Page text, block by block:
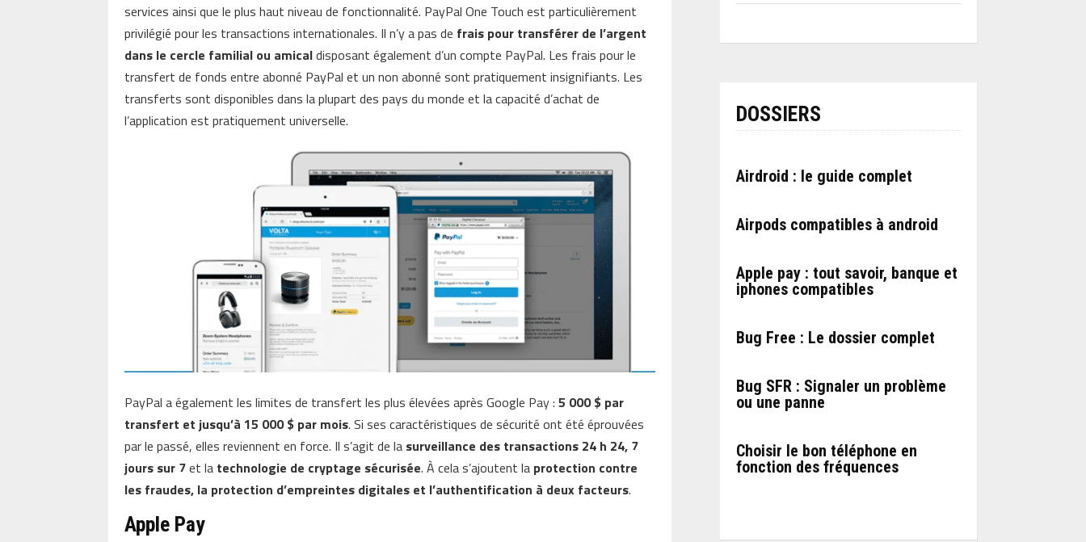
services ainsi que le plus haut niveau de fonctionnalité. PayPal One Touch est particulièrement
privilégié pour les transactions internationales. Il n’y a pas de frais pour transférer de l’argent
dans le cercle familial ou amicaldisposant également d’un compte PayPal. Les frais pour le
transfert de fonds entre abonné PayPal et un non abonné sont pratiquement insignifiants. Les
transferts sont disponibles dans la plupart des pays du monde et la capacité d’achat de
l’application est pratiquement universelle.
PayPal a également les limites de transfert les plus élevées après Google Pay :5 000 $ par
transfert et jusqu’à 15 000 $ par mois. Si ses caractéristiques de sécurité ont été éprouvées
par le passé, elles reviennent en force. Il s’agit de la surveillance des transactions 24 h 24, 7
jours sur 7et la technologie de cryptage sécurisée. À cela s’ajoutent la protection contre
les fraudes, la protection d’empreintes digitales et l’authentification à deux facteurs.
Apple Pay
DOSSIERS
Airdroid : le guide complet
Airpods compatibles à android
Apple pay : tout savoir, banque et
iphones compatibles
Bug Free : Le dossier complet
Bug SFR : Signaler un problème
ou une panne
Choisir le bon téléphone en
fonction des fréquences